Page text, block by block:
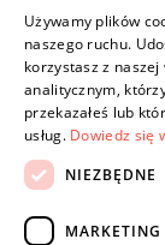
INFORMACJE
OFERTA
MOJE KONTO
OBSERWUJ NAS
Używamy plików
naszego ruchu.
korzystasz z
analitycznym,
przekazałeś lub
usług. Dowiedz się
NIEZBĘDNE
MARKETING